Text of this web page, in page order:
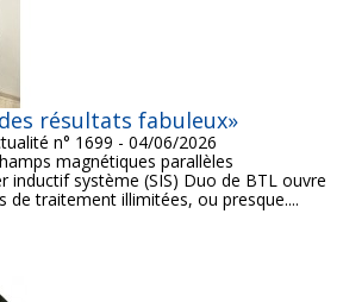
résultats fabuleux»
n° 1699 - 04/06/2026
magnétiques parallèles
inductif système (SIS) Duo de BTL ouvre
de traitement illimitées, ou presque....